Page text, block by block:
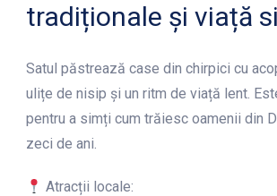
tradiționale și viață
Satul păstrează case din chirpici cu
ulițe de nisip și un ritm de viață lent.
pentru a simți cum trăiesc oamenii din
zeci de ani.
Atracții locale: